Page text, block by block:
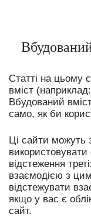
Статті на цьому
вміст
Вбудований
само, як би
Ці сайти можуть
відстеження
взаємодією з
відстежувати
якщо у вас є
сайт.